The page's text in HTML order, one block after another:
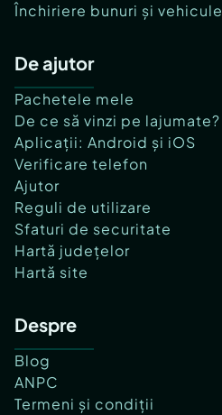
Închiriere bunuri și vehicule
De ajutor
Pachetele mele
De ce să vinzi pe lajumate?
Aplicații: Android și iOS
Verificare telefon
Ajutor
Reguli de utilizare
Sfaturi de securitate
Hartă județelor
Hartă site
Despre
Blog
ANPC
Termeni și condiții